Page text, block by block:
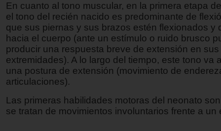
En cuanto al tono muscular, en la primera etapa
el tono del recién nacido es predominante de
que sus piernas y sus brazos estén flexionados y
hacia el cuerpo (ante un estímulo o ruido brusco
producir una respuesta breve de extensión en sus
extremidades). A lo largo del tiempo, este tono va
una postura de extensión (movimiento de
articulaciones).
Las primeras habilidades motoras del neonato
se tratan de movimientos involuntarios frente a un